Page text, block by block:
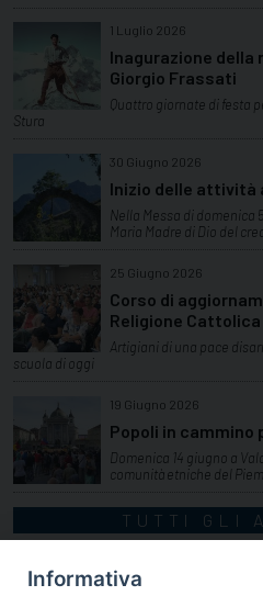
1 Luglio 2026
Inagurazione della
Giorgio Frassati
Quattro giornate di festa
Stura
30 Giugno 2026
Inizio delle attività
Nella Messa di domenica
Maria Madre di Dio del
25 Giugno 2026
Corso di
Religione Cattolica
Artigiani di una pace
scuola di oggi
19 Giugno 2026
Popoli in cammino
Domenica 14 giugno a
comunità etniche del
TUTTI GLI
Informativa